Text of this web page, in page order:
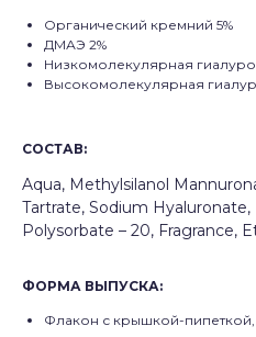
Органический кремний 5%
ДМАЭ 2%
Низкомолекулярная
Высокомолекулярная
СОСТАВ:
Aqua, Methylsilanol
Tartrate, Sodium
Polysorbate – 20, Fragrance,
ФОРМА ВЫПУСКА:
Флакон с крышкой-пипеткой,